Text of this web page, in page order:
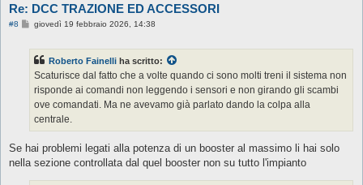
Re: DCC TRAZIONE ED ACCESSORI
#8
M
a
g
g
o
giovedì 19 febbraio 2026, 14:38
Roberto Fainelli ha scritto:
Scaturisce dal fatto che a volte quando ci sono molti treni il sistema non
risponde ai comandi non leggendo i sensori e non girando gli scambi
ove comandati. Ma ne avevamo già parlato dando la colpa alla
centrale.
Se hai problemi legati alla potenza di un booster al massimo li hai solo
nella sezione controllata dal quel booster non su tutto l'impianto